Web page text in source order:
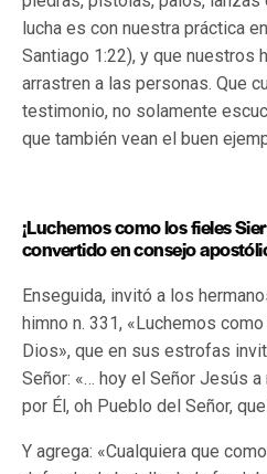
lucha es con nuestra práctica
Santiago 1:22), y que nuestros
arrastren a las personas. Que
testimonio, no solamente
que también vean el buen
¡Luchemos como los fieles
convertido en consejo
Enseguida, invitó a los
himno n. 331, «Luchemos
Dios», que en sus estrofas
Señor: «… hoy el Señor Jesús
por Él, oh Pueblo del Señor,
Y agrega: «Cualquiera que